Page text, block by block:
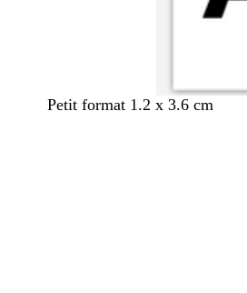
Petit format 1.2 x 3.6 cm